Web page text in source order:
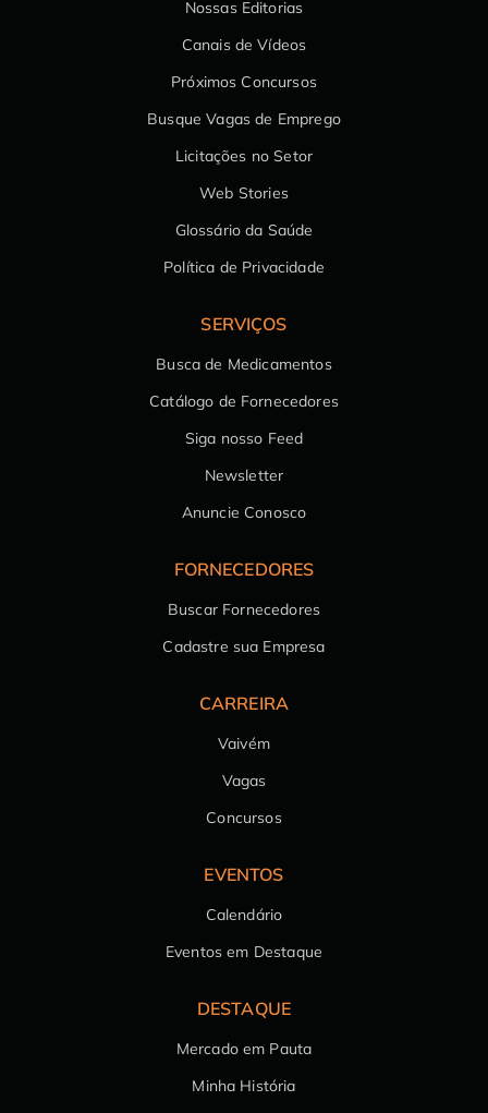
Nossas Editorias
Canais de Vídeos
Próximos Concursos
Busque Vagas de Emprego
Licitações no Setor
Web Stories
Glossário da Saúde
Política de Privacidade
SERVIÇOS
Busca de Medicamentos
Catálogo de Fornecedores
Siga nosso Feed
Newsletter
Anuncie Conosco
FORNECEDORES
Buscar Fornecedores
Cadastre sua Empresa
CARREIRA
Vaivém
Vagas
Concursos
EVENTOS
Calendário
Eventos em Destaque
DESTAQUE
Mercado em Pauta
Minha História